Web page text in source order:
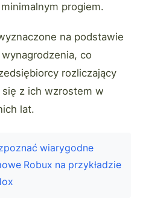
progiem.
na podstawie
co
rozliczający
się z ich wzrostem w
lat.
wiarygodne
Robux na przykładzie